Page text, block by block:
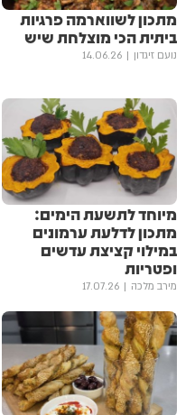
מתכון לשווארמה פרגיות
ביתית הכי מוצלחת שיש
נועם זיגדון 14.06.26
מיוחד לתשעת הימים:
מתכון לדלעת ערמונים
במילוי קציצת עדשים
ופטריות
מירב מלכה 17.07.26